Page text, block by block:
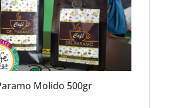
Molido 500gr